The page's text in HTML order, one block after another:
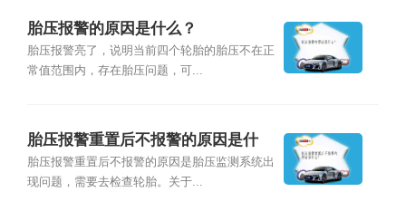
胎压报警的原因是什么？
胎压报警亮了，说明当前四个轮胎的胎压不在正
常值范围内，存在胎压问题，可...
胎压报警重置后不报警的原因是什
么？
胎压报警重置后不报警的原因是胎压监测系统出
现问题，需要去检查轮胎。关于...